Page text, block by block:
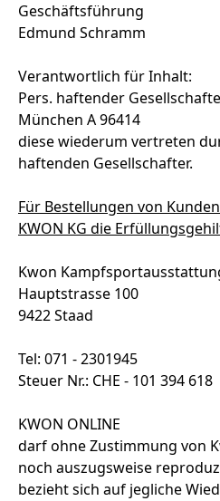
Geschäftsführung
Edmund Schramm
Verantwortlich für Inhalt:
Pers. haftender
München A 96414
diese wiederum vertreten
haftenden Gesellschafter.
Für Bestellungen von
KWON KG die
Kwon
Hauptstrasse 100
9422 Staad
Tel: 071 - 2301945
Steuer Nr.: CHE - 101 394 618
KWON ONLINE
darf ohne Zustimmung von
noch auszugsweise
bezieht sich auf jegliche